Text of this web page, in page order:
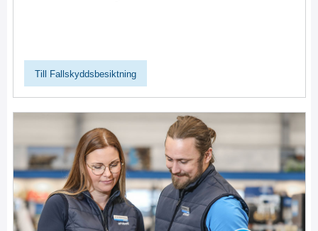
Till Fallskyddsbesiktning